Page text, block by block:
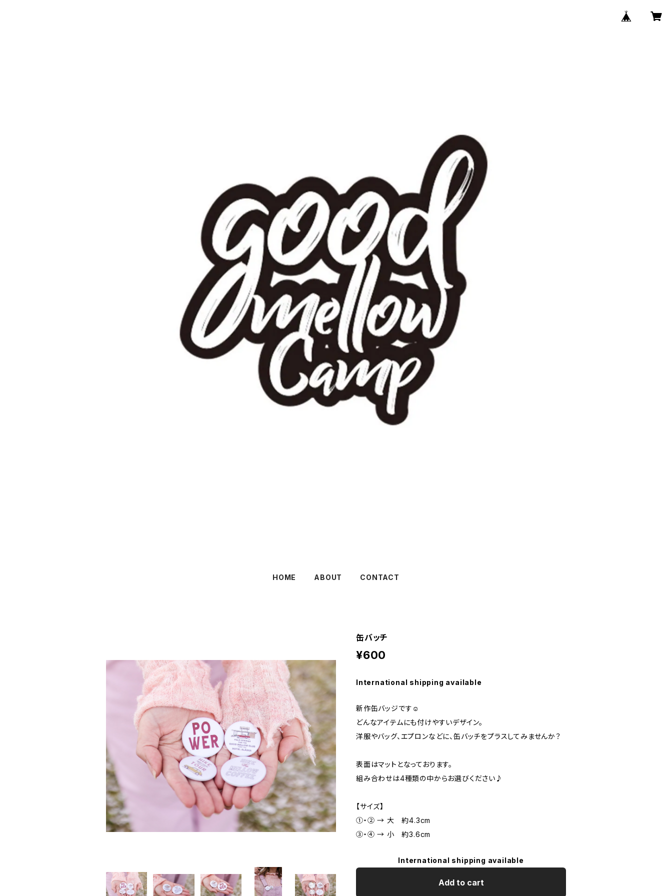
HOME ABOUT CONTACT
缶バッチ
¥600
International shipping available
新作缶バッジです☺︎
どんなアイテムにも付けやすいデザイン。
洋服やバッグ、エプロンなどに、缶バッチをプラスしてみませんか？
表面はマットとなっております。
組み合わせは4種類の中からお選びください♪
【サイズ】
①・② → 大 約4.3cm
③・④ → 小 約3.6cm
International shipping available
Add to cart